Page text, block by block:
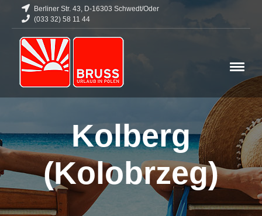
Berliner Str. 43, D-16303 Schwedt/Oder
(033 32) 58 11 44
Kolberg
(Kolobrzeg)